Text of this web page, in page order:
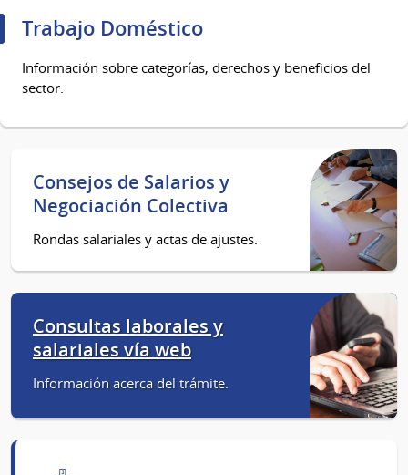
Trabajo Doméstico
Información sobre categorías, derechos y beneficios del
sector.
Consejos de Salarios y
Negociación Colectiva
Rondas salariales y actas de ajustes.
Consultas laborales y
salariales vía web
Información acerca del trámite.